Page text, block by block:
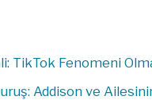
TikTok Fenomeni
Addison ve